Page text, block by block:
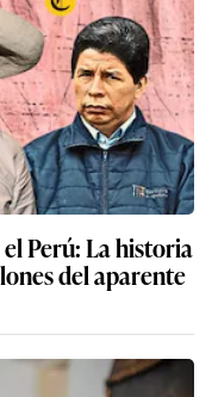
Perú: La historia
del aparente